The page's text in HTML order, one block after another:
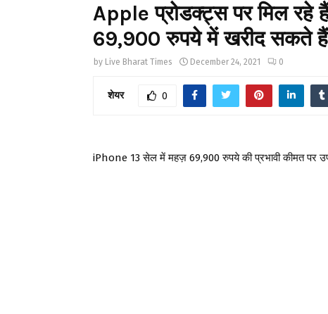
Apple प्रोडक्ट्स पर मिल
69,900 रुपये में खरीद सकते हैं
by Live Bharat Times December 24, 2021 0
शेयर 0
iPhone 13 सेल में महज़ 69,900 रुपये की प्रभावी कीमत पर